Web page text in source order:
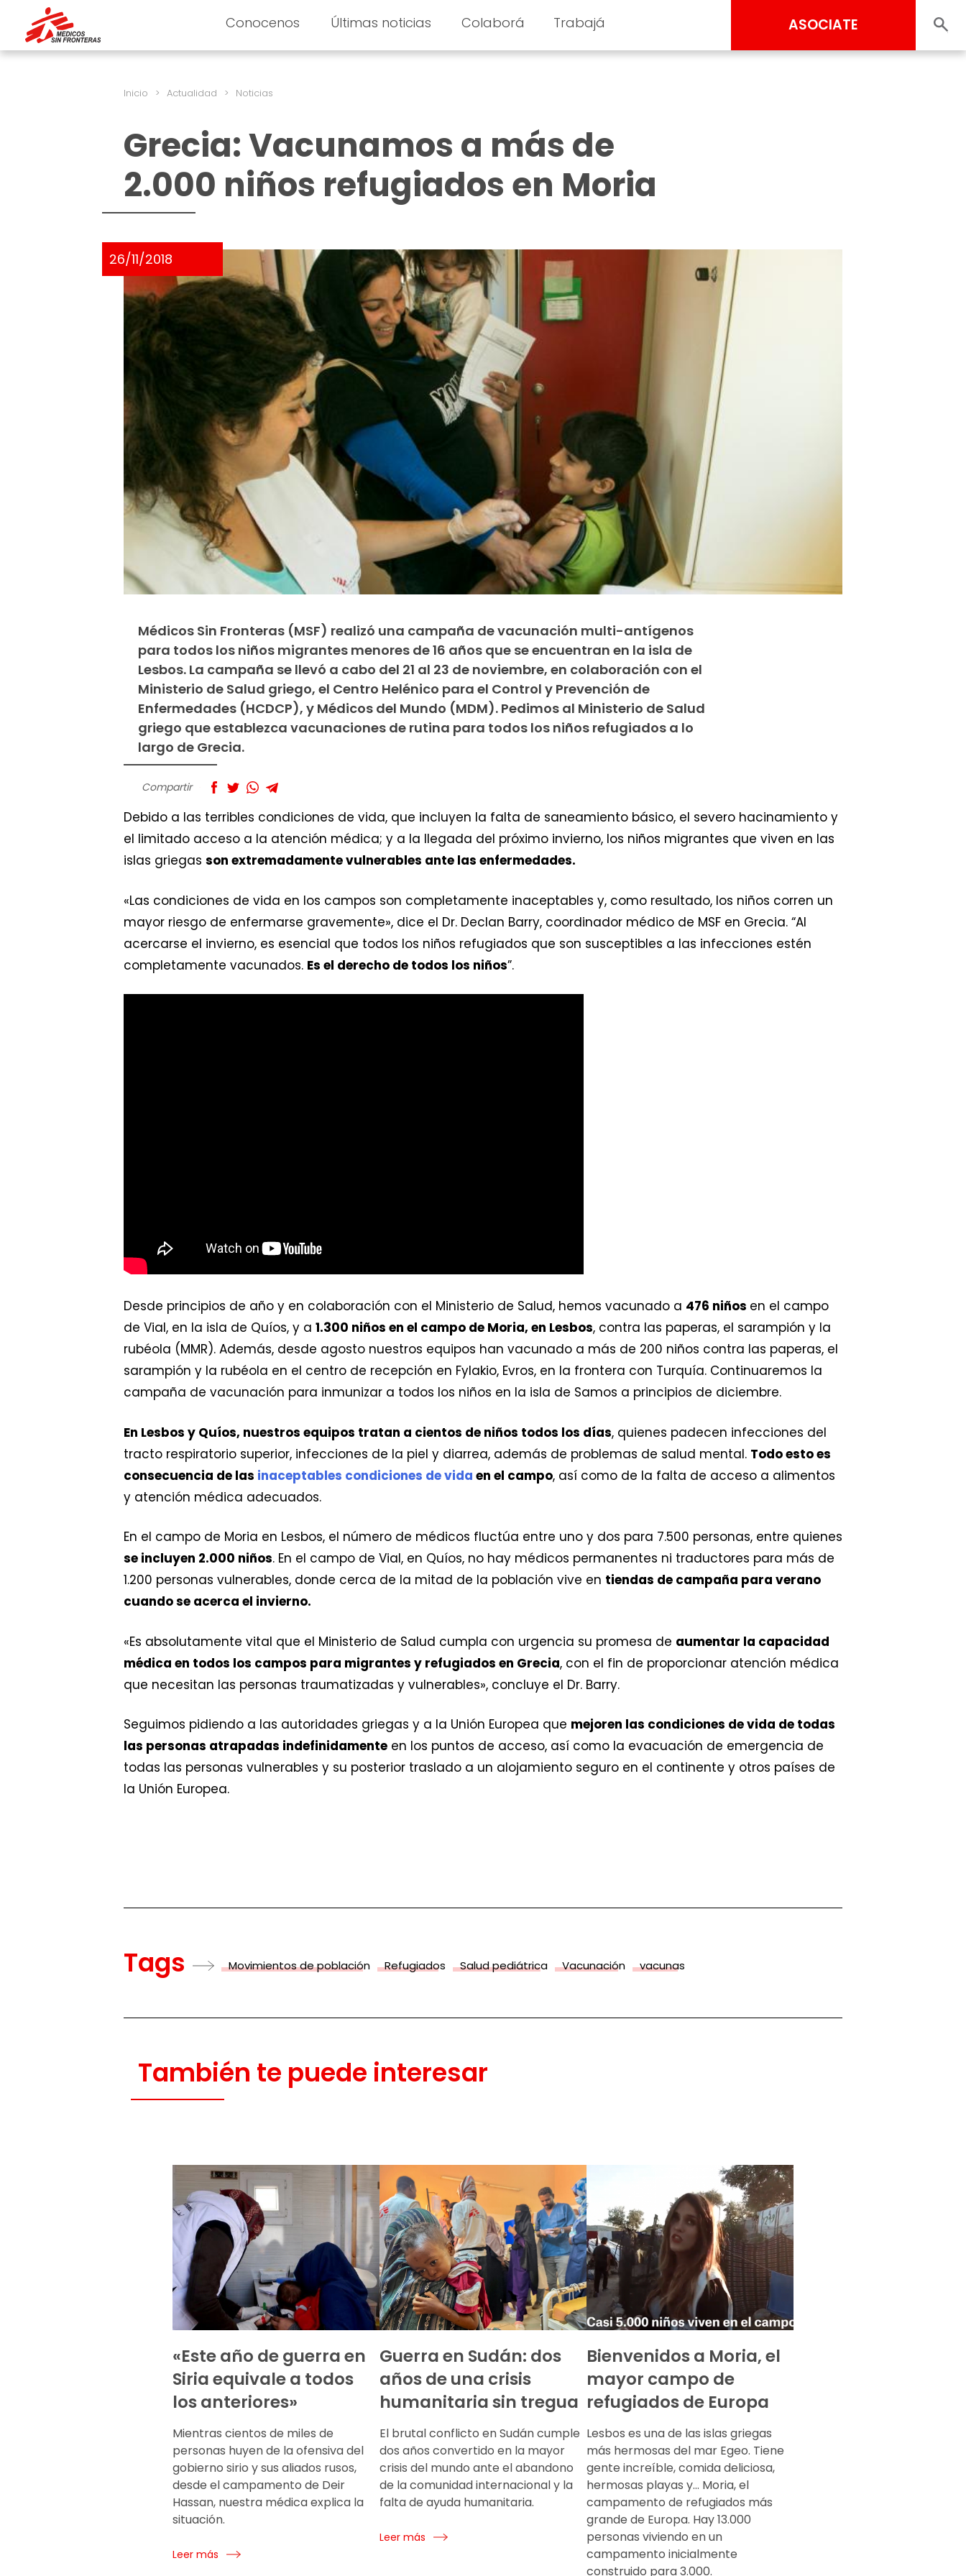
Conocenos Últimas noticias Colaborá Trabajá ASOCIATE
Inicio > Actualidad > Noticias
Grecia: Vacunamos a más de
2.000 niños refugiados en Moria
26/11/2018
Médicos Sin Fronteras (MSF) realizó una campaña de vacunación multi-antígenos
para todos los niños migrantes menores de 16 años que se encuentran en la isla de
Lesbos. La campaña se llevó a cabo del 21 al 23 de noviembre, en colaboración con el
Ministerio de Salud griego, el Centro Helénico para el Control y Prevención de
Enfermedades (HCDCP), y Médicos del Mundo (MDM). Pedimos al Ministerio de Salud
griego que establezca vacunaciones de rutina para todos los niños refugiados a lo
largo de Grecia.
Compartir
Debido a las terribles condiciones de vida, que incluyen la falta de saneamiento básico, el severo hacinamiento y
el limitado acceso a la atención médica; y a la llegada del próximo invierno, los niños migrantes que viven en las
islas griegas son extremadamente vulnerables ante las enfermedades.
«Las condiciones de vida en los campos son completamente inaceptables y, como resultado, los niños corren un
mayor riesgo de enfermarse gravemente», dice el Dr. Declan Barry, coordinador médico de MSF en Grecia. “Al
acercarse el invierno, es esencial que todos los niños refugiados que son susceptibles a las infecciones estén
completamente vacunados. Es el derecho de todos los niños”.
Desde principios de año y en colaboración con el Ministerio de Salud, hemos vacunado a 476 niños en el campo
de Vial, en la isla de Quíos, y a 1.300 niños en el campo de Moria, en Lesbos, contra las paperas, el sarampión y la
rubéola (MMR). Además, desde agosto nuestros equipos han vacunado a más de 200 niños contra las paperas, el
sarampión y la rubéola en el centro de recepción en Fylakio, Evros, en la frontera con Turquía. Continuaremos la
campaña de vacunación para inmunizar a todos los niños en la isla de Samos a principios de diciembre.
En Lesbos y Quíos, nuestros equipos tratan a cientos de niños todos los días, quienes padecen infecciones del
tracto respiratorio superior, infecciones de la piel y diarrea, además de problemas de salud mental. Todo esto es
consecuencia de las inaceptables condiciones de vida en el campo, así como de la falta de acceso a alimentos
y atención médica adecuados.
En el campo de Moria en Lesbos, el número de médicos fluctúa entre uno y dos para 7.500 personas, entre quienes
se incluyen 2.000 niños. En el campo de Vial, en Quíos, no hay médicos permanentes ni traductores para más de
1.200 personas vulnerables, donde cerca de la mitad de la población vive en tiendas de campaña para verano
cuando se acerca el invierno.
«Es absolutamente vital que el Ministerio de Salud cumpla con urgencia su promesa de aumentar la capacidad
médica en todos los campos para migrantes y refugiados en Grecia, con el fin de proporcionar atención médica
que necesitan las personas traumatizadas y vulnerables», concluye el Dr. Barry.
Seguimos pidiendo a las autoridades griegas y a la Unión Europea que mejoren las condiciones de vida de todas
las personas atrapadas indefinidamente en los puntos de acceso, así como la evacuación de emergencia de
todas las personas vulnerables y su posterior traslado a un alojamiento seguro en el continente y otros países de
la Unión Europea.
Tags Movimientos de población Refugiados Salud pediátrica Vacunación vacunas
También te puede interesar
«Este año de guerra en
Siria equivale a todos
los anteriores»
Mientras cientos de miles de
personas huyen de la ofensiva del
gobierno sirio y sus aliados rusos,
desde el campamento de Deir
Hassan, nuestra médica explica la
situación.
Leer más
Guerra en Sudán: dos
años de una crisis
humanitaria sin tregua
El brutal conflicto en Sudán cumple
dos años convertido en la mayor
crisis del mundo ante el abandono
de la comunidad internacional y la
falta de ayuda humanitaria.
Leer más
Bienvenidos a Moria, el
mayor campo de
refugiados de Europa
Lesbos es una de las islas griegas
más hermosas del mar Egeo. Tiene
gente increíble, comida deliciosa,
hermosas playas y… Moria, el
campamento de refugiados más
grande de Europa. Hay 13.000
personas viviendo en un
campamento inicialmente
construido para 3.000.